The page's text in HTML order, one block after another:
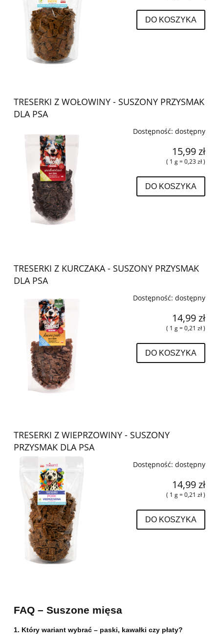
DO KOSZYKA
TRESERKI Z WOŁOWINY - SUSZONY PRZYSMAK
DLA PSA
Dostępność: dostępny
15,99 zł
( 1 g = 0,23 zł )
DO KOSZYKA
TRESERKI Z KURCZAKA - SUSZONY PRZYSMAK
DLA PSA
Dostępność: dostępny
14,99 zł
( 1 g = 0,21 zł )
DO KOSZYKA
TRESERKI Z WIEPRZOWINY - SUSZONY
PRZYSMAK DLA PSA
Dostępność: dostępny
14,99 zł
( 1 g = 0,21 zł )
DO KOSZYKA
FAQ – Suszone mięsa
1. Który wariant wybrać – paski, kawałki czy płaty?